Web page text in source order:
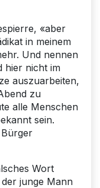
«aber
in meinem
Und nennen
hier nicht im
auszuarbeiten,
zu
alle Menschen
sein.
Wort
junge Mann